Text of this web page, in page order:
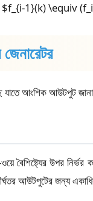
$f_{i-1}(k) \equiv
যাতে আংশিক আউটপুট
ওয়ে বৈশিষ্ট্যের
জন্য একাধিক